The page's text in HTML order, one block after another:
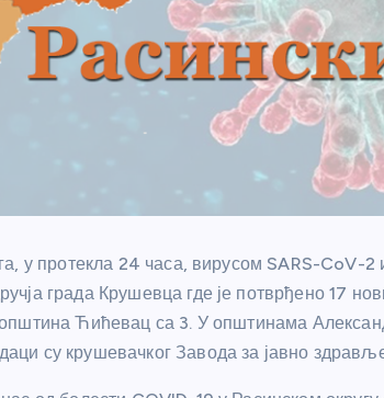
у протекла 24 часа, вирусом SARS-
града Крушевца где је потврђено 17
Ћићевац са 3. У општинама
су крушевачког Завода за јавно